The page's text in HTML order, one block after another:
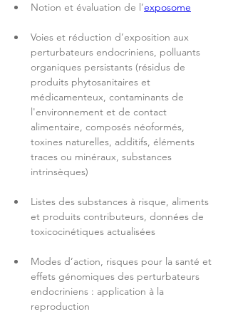
Notion et évaluation de l’exposome
Voies et réduction d’exposition aux
perturbateurs endocriniens, polluants
organiques persistants (résidus de
produits phytosanitaires et
médicamenteux, contaminants de
l'environnement et de contact
alimentaire, composés néoformés,
toxines naturelles, additifs, éléments
traces ou minéraux, substances
intrinsèques)
Listes des substances à risque, aliments
et produits contributeurs, données de
toxicocinétiques actualisées
Modes d’action, risques pour la santé et
effets génomiques des perturbateurs
endocriniens : application à la
reproduction